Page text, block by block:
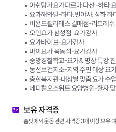
아쉬탕가요가다르마 다산 -하타
요가해와달-하타, 빈야사, 심화 하
비욘드필라테스 갈매점-리프레쉬
오앤요가 삼성점-요가강사
요가바이브-요가강사
마이요가 목동점-요가강사
중앙경찰학교-요가 & 명상 특강
동선보건지소-지역 주민 대상 요
충현복지관-대상별 맞춤 요가 수업
메디컬오스위트 요양병원-환자
보유 자격증
홈핏에서 운동 관련 자격증 3개 이상 보유